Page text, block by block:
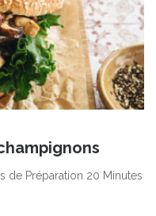
de Préparation 20 Minutes